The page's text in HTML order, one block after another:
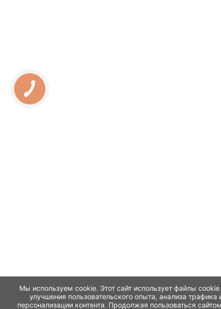
Мы используем cookie. Этот сайт использует файлы cookie
улучшения пользовательского опыта, анализа трафика
персонализации контента. Продолжая пользоваться